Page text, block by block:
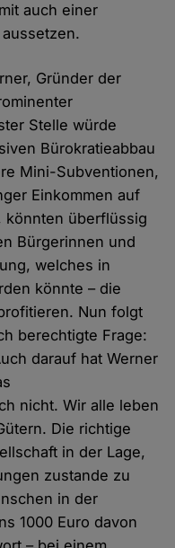
auch einer
Gründer der
Stelle würde
Bürokratieabbau
Mini-Subventionen,
Einkommen auf
könnten überflüssig
Bürgerinnen und
welches in
könnte – die
Nun folgt
berechtigte Frage:
darauf hat Werner
nicht. Wir alle leben
Die richtige
in der Lage,
zustande zu
in der
1000 Euro davon